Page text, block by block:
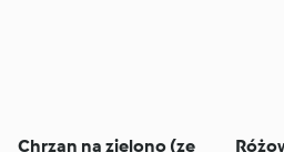
Chrzan na zielono (ze